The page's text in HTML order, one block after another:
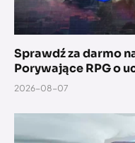
Sprawdź za darmo
Porywające RPG o
2026-08-07